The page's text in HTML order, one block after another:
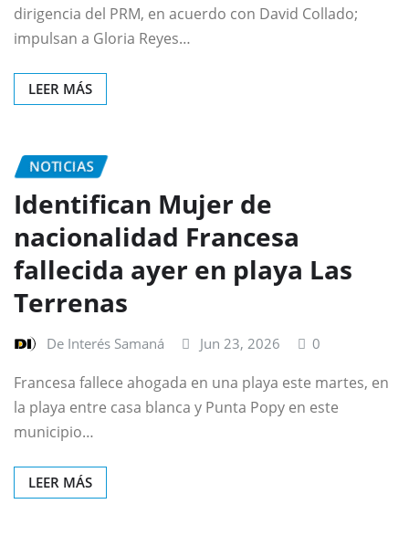
dirigencia del PRM, en acuerdo con David Collado;
impulsan a Gloria Reyes…
LEER MÁS
NOTICIAS
Identifican Mujer de
nacionalidad Francesa
fallecida ayer en playa Las
Terrenas
De Interés Samaná Jun 23, 2026 0
Francesa fallece ahogada en una playa este martes, en
la playa entre casa blanca y Punta Popy en este
municipio…
LEER MÁS